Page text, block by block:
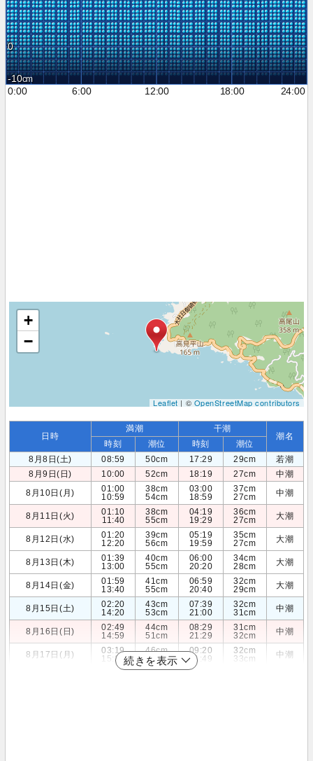
0
-10
0:00
6:00 12:00 18:00 24:00
+
−
Leaflet| ©OpenStreetMap contributors
日時
満潮 干潮
潮名
時刻 潮位 時刻
潮位
8月8日(土)
08:59 50cm 17:29 29cm
若潮
8月9日(日)
10:00 52cm 18:19 27cm
中潮
8月10日(月)
01:00
10:59
38cm
54cm
03:00
18:59
37cm
27cm
中潮
8月11日(火)
01:10
11:40
38cm
55cm
04:19
19:29
36cm
27cm
大潮
8月12日(水)
01:20
12:20
39cm
56cm
05:19
19:59
35cm
27cm
大潮
8月13日(木)
01:39
13:00
40cm
55cm
06:00
20:20
34cm
28cm
大潮
8月14日(金)
01:59
13:40
41cm
55cm
06:59
20:40
32cm
29cm
大潮
8月15日(土)
02:20
14:20
43cm
53cm
07:39
21:00
32cm
31cm
中潮
8月16日(日)
02:49
14:59
44cm
51cm
08:29
21:29
31cm
32cm
中潮
8月17日(月)
03:19
15:39
46cm
48cm
09:20
21:49
32cm
33cm
中潮
続きを表示